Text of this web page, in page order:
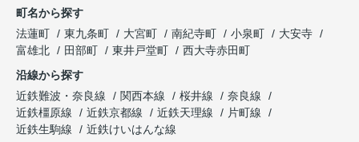
町名から探す
法蓮町
東九条町 大宮町 南紀寺町 小泉町
大安寺
富雄北
田部町 東井戸堂町
西大寺赤田町
沿線から探す
近鉄難波・奈良線
関西本線 桜井線
奈良線
近鉄橿原線
近鉄京都線 近鉄天理線
片町線
近鉄生駒線
近鉄けいはんな線